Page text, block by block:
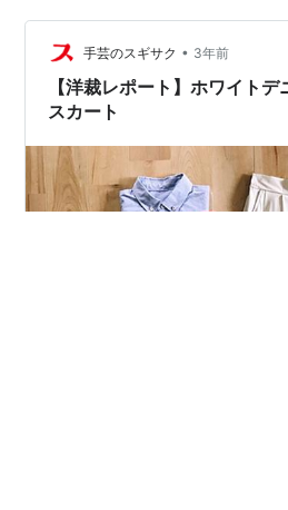
地ラクちん、そこそこきれいめ
す。はい、きれいめに関しては多
バー優先！ ※補足 参考までにワ
歳、160㎝、細身体型…
手芸のスギサク • 3年前
【洋裁レポート】ホワイト
スカート